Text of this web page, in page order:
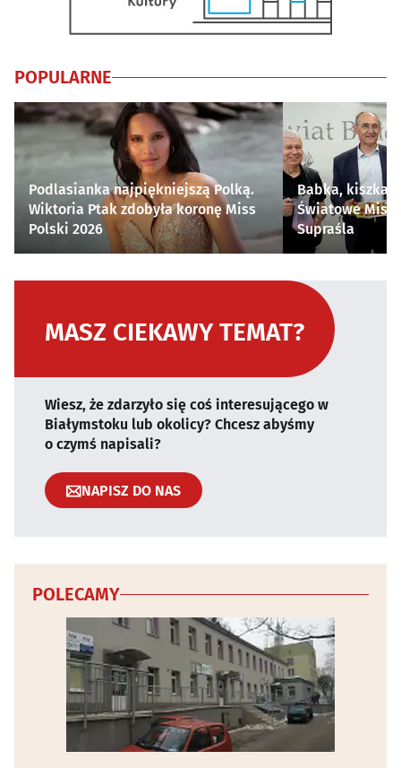
POPULARNE
Podlasianka najpiękniejszą Polką.
Wiktoria Ptak zdobyła koronę Miss
Polski 2026
Babka, kiszka i
Światowe
Supraśla
MASZ CIEKAWY TEMAT?
Wiesz, że zdarzyło się coś interesującego w
Białymstoku lub okolicy? Chcesz abyśmy
o czymś napisali?
NAPISZ DO NAS
POLECAMY